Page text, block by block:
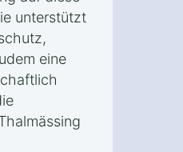
unterstützt
eine